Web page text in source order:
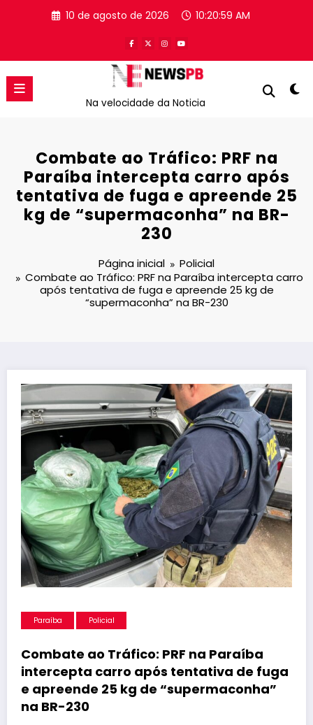
10 de agosto de 2026 10:21:00 AM
Na velocidade da Noticia
Combate ao Tráfico: PRF na
Paraíba intercepta carro após
tentativa de fuga e apreende 25
kg de “supermaconha” na BR-
230
Página inicial
Policial
Combate ao Tráfico: PRF na Paraíba intercepta carro
após tentativa de fuga e apreende 25 kg de
“supermaconha” na BR-230
Paraíba Policial
Combate ao Tráfico: PRF na Paraíba
intercepta carro após tentativa de fuga
e apreende 25 kg de “supermaconha”
na BR-230